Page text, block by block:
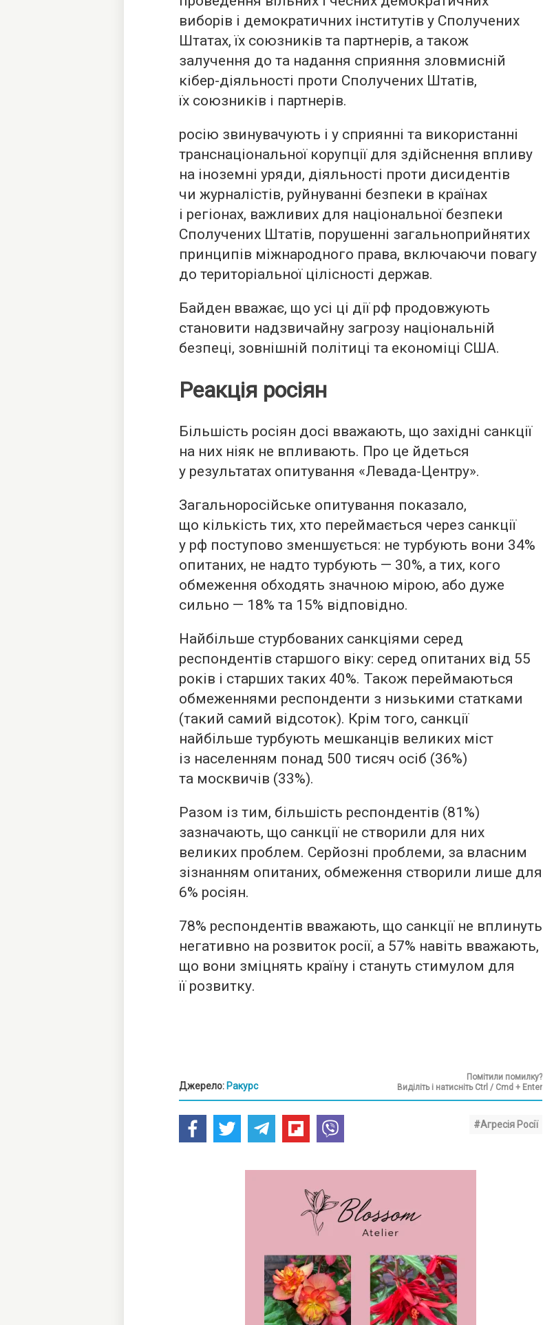
виборів і демократичних інститутів у Сполучених
Штатах, їх союзників та партнерів, а також
залучення до та надання сприяння зловмисній
кібер-діяльності проти Сполучених Штатів,
їх союзників і партнерів.
росію звинувачують і у сприянні та використанні
транснаціональної корупції для здійснення впливу
на іноземні уряди, діяльності проти дисидентів
чи журналістів, руйнуванні безпеки в країнах
і регіонах, важливих для національної безпеки
Сполучених Штатів, порушенні загальноприйнятих
принципів міжнародного права, включаючи повагу
до територіальної цілісності держав.
Байден вважає, що усі ці дії рф продовжують
становити надзвичайну загрозу національній
безпеці, зовнішній політиці та економіці США.
Реакція росіян
Більшість росіян досі вважають, що західні санкції
на них ніяк не впливають. Про це йдеться
у результатах опитування «Левада-Центру».
Загальноросійське опитування показало,
що кількість тих, хто переймається через санкції
у рф поступово зменшується: не турбують вони 34%
опитаних, не надто турбують — 30%, а тих, кого
обмеження обходять значною мірою, або дуже
сильно — 18% та 15% відповідно.
Найбільше стурбованих санкціями серед
респондентів старшого віку: серед опитаних від 55
років і старших таких 40%. Також переймаються
обмеженнями респонденти з низькими статками
(такий самий відсоток). Крім того, санкції
найбільше турбують мешканців великих міст
із населенням понад 500 тисяч осіб (36%)
та москвичів (33%).
Разом із тим, більшість респондентів (81%)
зазначають, що санкції не створили для них
великих проблем. Серйозні проблеми, за власним
зізнанням опитаних, обмеження створили лише для
6% росіян.
78% респондентів вважають, що санкції не вплинуть
негативно на розвиток росії, а 57% навіть вважають,
що вони зміцнять країну і стануть стимулом для
її розвитку.
Джерело: Ракурс
Помітили помилку?
Виділіть і натисніть Ctrl / Cmd + Enter
#Агресія Росії